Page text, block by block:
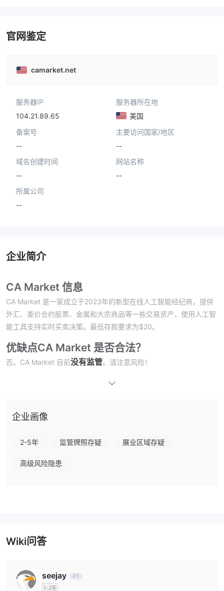
官网鉴定
camarket.net
服务器IP
104.21.89.65
服务器所在地
美国
备案号
--
主要访问国家/地区
--
域名创建时间
--
网站名称
--
所属公司
--
企业简介
CA Market 信息
CA Market 是一家成立于2023年的新型在线人工智能经纪商，提供
外汇、差价合约股票、金属和大宗商品等一些交易资产，使用人工智
能工具支持实时买卖决策。最低存款要求为$20。
优缺点CA Market 是否合法？
否。CA Market 目前没有监管。请注意风险！
CA Market 可以交易什么？
现在在CA Market的网站上没有
交易平台
存款和取款
企业画像
2-5年 监管牌照存疑 展业区域存疑
高级风险隐患
Wiki问答
seejay
1-2年